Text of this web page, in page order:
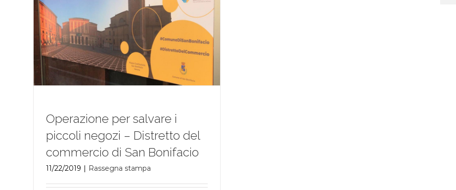
Operazione per salvare i
piccoli negozi – Distretto del
commercio di San Bonifacio
11/22/2019 | Rassegna stampa